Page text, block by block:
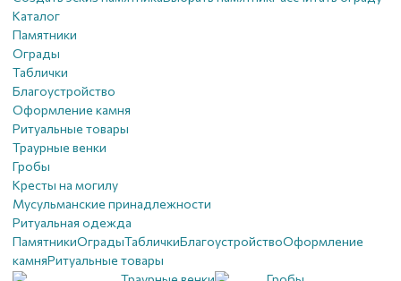
Каталог
Памятники
Ограды
Таблички
Благоустройствo
Оформление камня
Ритуальные товары
Траурные венки
Гробы
Кресты на могилу
Мусульманские принадлежности
Ритуальная одежда
ПамятникиОградыТабличкиБлагоустройствoОформление
камняРитуальные товары